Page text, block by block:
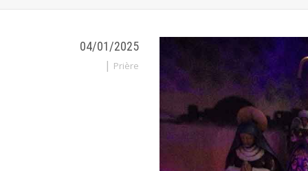
04/01/2025
| Prière